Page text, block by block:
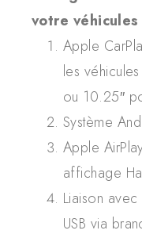
votre véhicules
Apple
les
ou 10.25″
Système
Apple
affichage
Liaison
USB via